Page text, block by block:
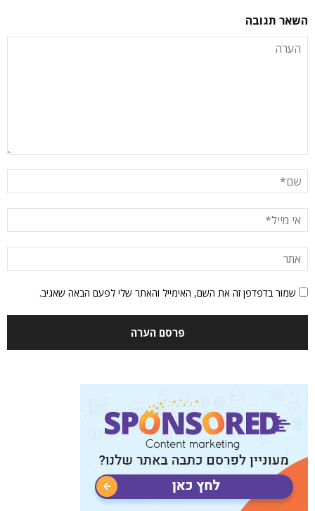
השאר תגובה
שמור בדפדפן זה את השם, האימייל והאתר שלי לפעם הבאה שאגיב.